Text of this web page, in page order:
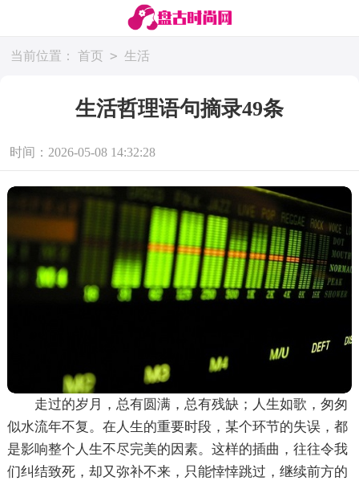
当前位置： 首页 > 生活
生活哲理语句摘录49条
时间：2026-05-08 14:32:28
走过的岁月，总有圆满，总有残缺；人生如歌，匆匆
似水流年不复。在人生的重要时段，某个环节的失误，都
是影响整个人生不尽完美的因素。这样的插曲，往往令我
们纠结致死，却又弥补不来，只能悻悻跳过，继续前方的